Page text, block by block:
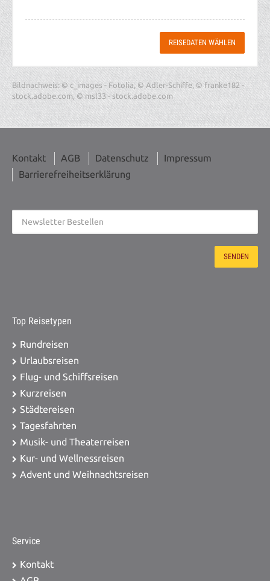
REISEDATEN WÄHLEN
Bildnachweis: © c_images - Fotolia, © Adler-Schiffe, © franke182 -
stock.adobe.com, © msl33 - stock.adobe.com
Kontakt AGB Datenschutz
Impressum
Barrierefreiheitserklärung
Top Reisetypen
Rundreisen
Urlaubsreisen
Flug- und Schiffsreisen
Kurzreisen
Städtereisen
Tagesfahrten
Musik- und Theaterreisen
Kur- und Wellnessreisen
Advent und Weihnachtsreisen
Service
Kontakt